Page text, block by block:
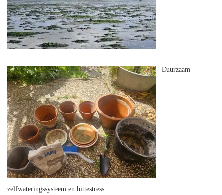
Duurzaam
zelfwateringssysteem en hittestress